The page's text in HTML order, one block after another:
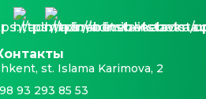
st. Islama Karimova, 2
93 293 85 53